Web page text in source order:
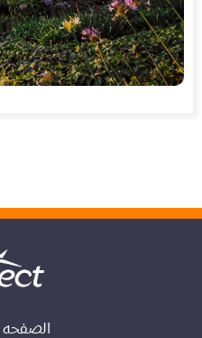
الصفحه